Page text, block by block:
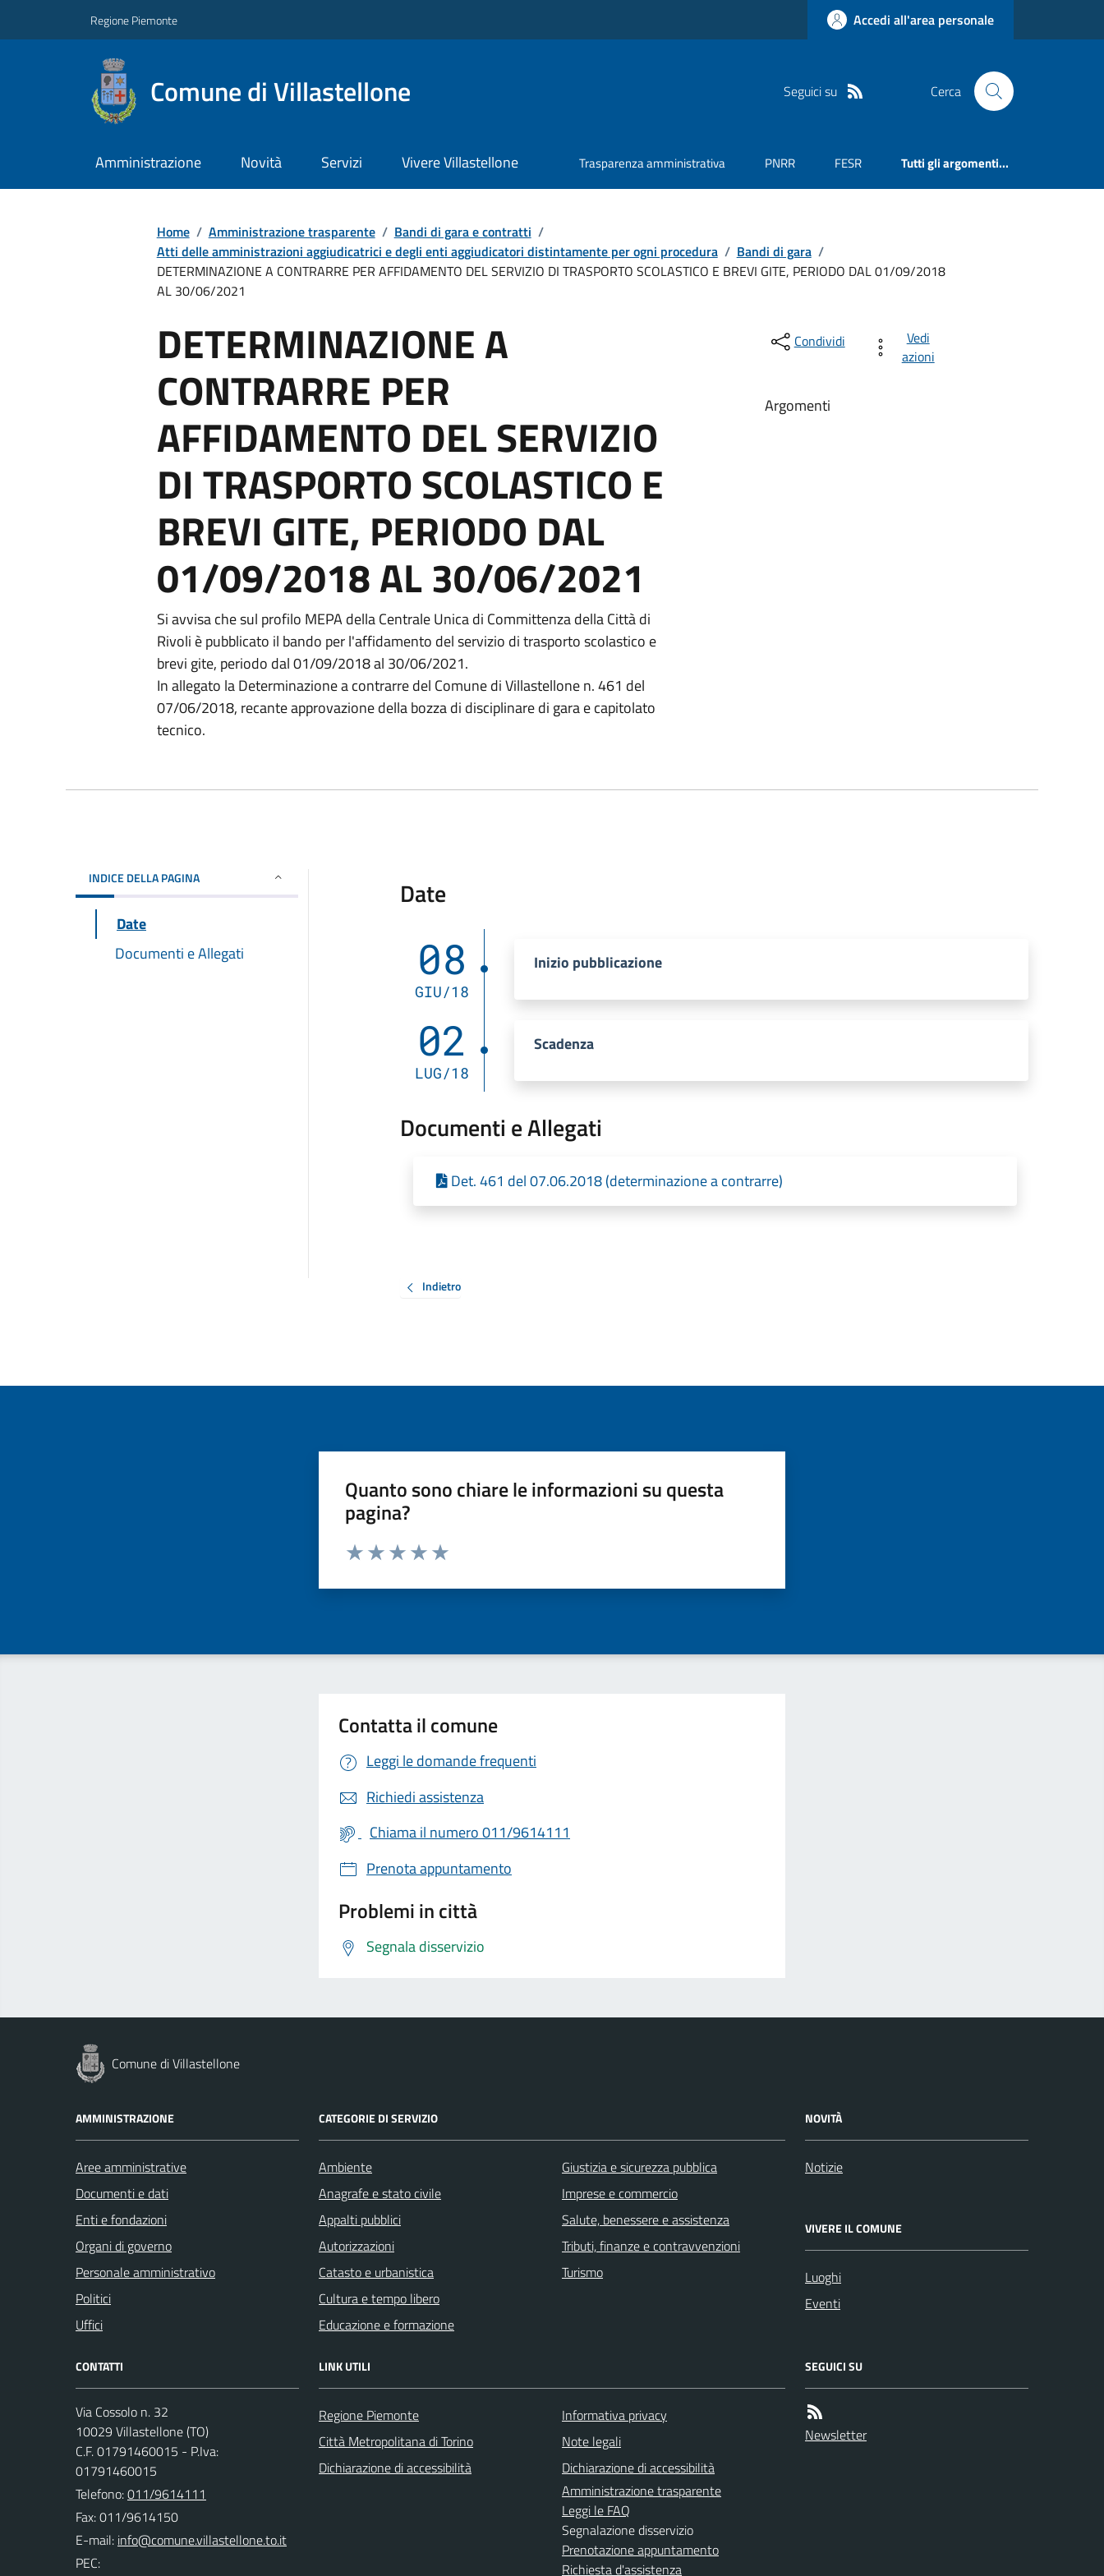
Regione Piemonte Accedi all'area personale
Comune di Villastellone Seguici su Cerca
Amministrazione Novità Servizi Vivere Villastellone Trasparenza amministrativa PNRR FESR Tutti gli argomenti...
Home / Amministrazione trasparente / Bandi di gara e contratti /
Atti delle amministrazioni aggiudicatrici e degli enti aggiudicatori distintamente per ogni procedura / Bandi di gara /
DETERMINAZIONE A CONTRARRE PER AFFIDAMENTO DEL SERVIZIO DI TRASPORTO SCOLASTICO E BREVI GITE, PERIODO DAL 01/09/2018
AL 30/06/2021
DETERMINAZIONE A
CONTRARRE PER
AFFIDAMENTO DEL SERVIZIO
DI TRASPORTO SCOLASTICO E
BREVI GITE, PERIODO DAL
01/09/2018 AL 30/06/2021
Si avvisa che sul profilo MEPA della Centrale Unica di Committenza della Città di
Rivoli è pubblicato il bando per l'affidamento del servizio di trasporto scolastico e
brevi gite, periodo dal 01/09/2018 al 30/06/2021.
In allegato la Determinazione a contrarre del Comune di Villastellone n. 461 del
07/06/2018, recante approvazione della bozza di disciplinare di gara e capitolato
tecnico.
Condividi
Vedi
azioni
Argomenti
INDICE DELLA PAGINA
Date
Documenti e Allegati
Date
08
GIU/18
Inizio pubblicazione
02
LUG/18
Scadenza
Documenti e Allegati
Det. 461 del 07.06.2018 (determinazione a contrarre)
Indietro
Quanto sono chiare le informazioni su questa
pagina?
Valuta da 1 a 5 stelle la pagina
Contatta il comune
Leggi le domande frequenti
Richiedi assistenza
Chiama il numero 011/9614111
Prenota appuntamento
Problemi in città
Segnala disservizio
Comune di Villastellone
AMMINISTRAZIONE
Aree amministrative
Documenti e dati
Enti e fondazioni
Organi di governo
Personale amministrativo
Politici
Uffici
CATEGORIE DI SERVIZIO
Ambiente
Anagrafe e stato civile
Appalti pubblici
Autorizzazioni
Catasto e urbanistica
Cultura e tempo libero
Educazione e formazione
Giustizia e sicurezza pubblica
Imprese e commercio
Salute, benessere e assistenza
Tributi, finanze e contravvenzioni
Turismo
NOVITÀ
Notizie
VIVERE IL COMUNE
Luoghi
Eventi
CONTATTI
Via Cossolo n. 32
10029 Villastellone (TO)
C.F. 01791460015 - P.Iva:
01791460015
Telefono:011/9614111
Fax: 011/9614150
E-mail:
PEC:
LINK UTILI
Regione Piemonte
Città Metropolitana di Torino
Dichiarazione di accessibilità
Informativa privacy
Note legali
Dichiarazione di accessibilità
Amministrazione trasparente
Leggi le FAQ
Segnalazione disservizio
Prenotazione appuntamento
Richiesta d'assistenza
SEGUICI SU
Newsletter